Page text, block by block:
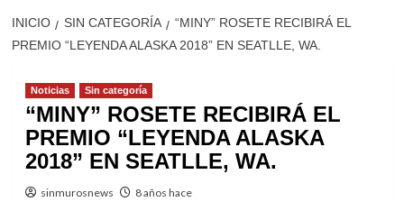
INICIO SIN CATEGORÍA
“MINY” ROSETE RECIBIRÁ EL
PREMIO “LEYENDA ALASKA 2018” EN SEATLLE, WA.
Noticias Sin categoría
“MINY” ROSETE RECIBIRÁ EL
PREMIO “LEYENDA ALASKA
2018” EN SEATLLE, WA.
sinmurosnews 8 años hace